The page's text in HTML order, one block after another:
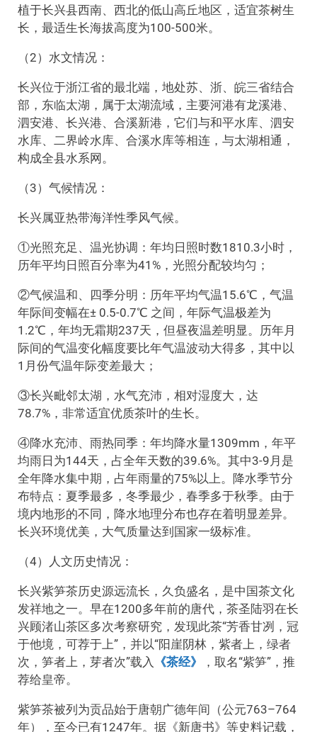
植于长兴县西南、西北的低山高丘地区，适宜茶树生
长，最适生长海拔高度为100-500米。
（2）水文情况：
长兴位于浙江省的最北端，地处苏、浙、皖三省结合
部，东临太湖，属于太湖流域，主要河港有龙溪港、
泗安港、长兴港、合溪新港，它们与和平水库、泗安
水库、二界岭水库、合溪水库等相连，与太湖相通，
构成全县水系网。
（3）气候情况：
长兴属亚热带海洋性季风气候。
①光照充足、温光协调：年均日照时数1810.3小时，
历年平均日照百分率为41%，光照分配较均匀；
②气候温和、四季分明：历年平均气温15.6℃，气温
年际间变幅在± 0.5-0.7℃ 之间，年际气温极差为
1.2℃，年均无霜期237天，但昼夜温差明显。历年月
际间的气温变化幅度要比年气温波动大得多，其中以
1月份气温年际变差最大；
③长兴毗邻太湖，水气充沛，相对湿度大，达
78.7%，非常适宜优质茶叶的生长。
④降水充沛、雨热同季：年均降水量1309mm，年平
均雨日为144天，占全年天数的39.6%。其中3-9月是
全年降水集中期，占年雨量的75%以上。降水季节分
布特点：夏季最多，冬季最少，春季多于秋季。由于
境内地形的不同，降水地理分布也存在着明显差异。
长兴环境优美，大气质量达到国家一级标准。
（4）人文历史情况：
长兴紫笋茶历史源远流长，久负盛名，是中国茶文化
发祥地之一。早在1200多年前的唐代，茶圣陆羽在长
兴顾渚山茶区多次考察研究，发现此茶“芳香甘冽，冠
于他境，可荐于上”，并以“阳崖阴林，紫者上，绿者
次，笋者上，芽者次”载入
《茶经》
，取名“紫笋”，推
荐给皇帝。
紫笋茶被列为贡品始于唐朝广德年间（公元763–764
年），至今已有1247年。据《新唐书》等史料记载，